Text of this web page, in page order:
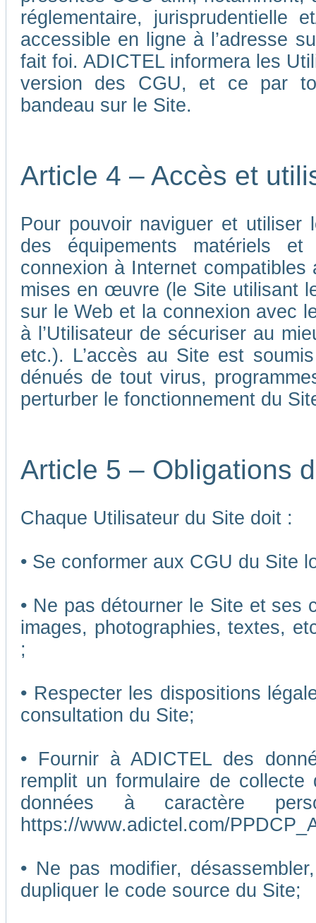
réglementaire, jurisprudentielle
accessible en ligne à l’adresse
fait foi. ADICTEL informera les
version des CGU, et ce par
bandeau sur le Site.
Article 4 – Accès et
Pour pouvoir naviguer et utiliser
des équipements matériels
connexion à Internet
mises en œuvre (le Site utilisant
sur le Web et la connexion avec
à l’Utilisateur de sécuriser au
etc.). L’accès au Site est
dénués de tout virus,
perturber le fonctionnement du
Article 5 – Obligations
Chaque Utilisateur du Site doit :
• Se conformer aux CGU du Site
• Ne pas détourner le Site et ses
images, photographies, textes,
;
• Respecter les dispositions
consultation du Site;
• Fournir à ADICTEL des
remplit un formulaire de
données à caractère
https://www.adictel.com/
• Ne pas modifier,
dupliquer le code source du Site;